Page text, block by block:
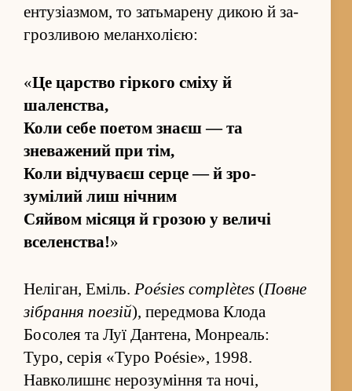
ентузіазмом, то за­тьмарену дикою й за­
гроз­ливою меланхолією:
«Це царство гіркого сміху й
шаленства,
Коли себе поетом знаєш — та
зневажений при тім,
Коли від­чуваєш серце — й зро­
зумілий лиш нічним
Сяйвом місяця й грозою у величі
вселенства!»
Неліган, Еміль. Poésies complètes (Повне
зі­бра­ння поезій), перед­мова Клода
Босолея та Луї Дантена, Монреаль:
Typo, серія «Typo Poésie», 1998.
Навколишнє неро­зумі­ння та ночі,